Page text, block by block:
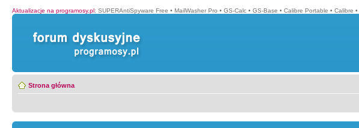
Aktualizacje na programosy.pl: SUPERAntiSpyware Free • MailWasher Pro • GS-Calc • GS-Base • Calibre Portable • Calibre •
Strona główna